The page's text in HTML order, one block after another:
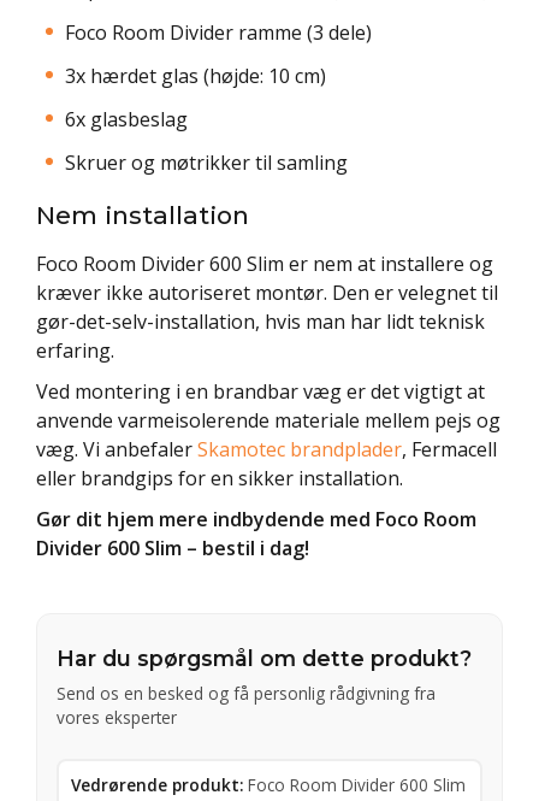
Foco Room Divider ramme (3 dele)
3x hærdet glas (højde: 10 cm)
6x glasbeslag
Skruer og møtrikker til samling
Nem installation
Foco Room Divider 600 Slim er nem at installere og
kræver ikke autoriseret montør. Den er velegnet til
gør-det-selv-installation, hvis man har lidt teknisk
erfaring.
Ved montering i en brandbar væg er det vigtigt at
anvende varmeisolerende materiale mellem pejs og
væg. Vi anbefalerSkamotec brandplader, Fermacell
eller brandgips for en sikker installation.
Gør dit hjem mere indbydende med Foco Room
Divider 600 Slim – bestil i dag!
Har du spørgsmål om dette produkt?
Send os en besked og få personlig rådgivning fra
vores eksperter
Vedrørende produkt: Foco Room Divider 600 Slim